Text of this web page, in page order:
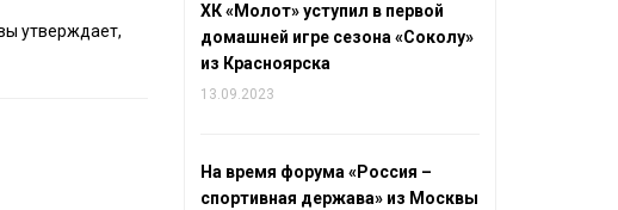
утверждает,
ХК «Молот» уступил в первой
домашней игре сезона «Соколу»
из Красноярска
13.09.2023
На время форума «Россия –
спортивная держава» из Москвы